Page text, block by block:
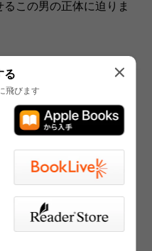
この男の正体に迫りま
る
飛びます